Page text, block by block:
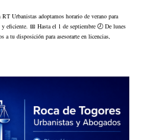
Urbanistas adoptamos horario de verano para
eficiente. 📅 Hasta el 1 de septiembre 🕗 De lunes
a tu disposición para asesorarte en licencias,